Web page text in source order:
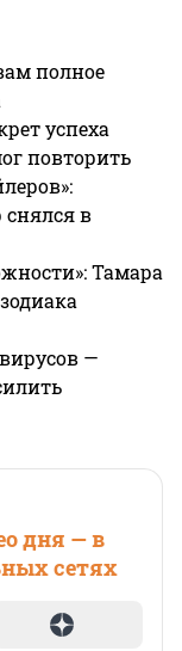
полное
успеха
повторить
в
Тамара
—
дня — в
сетях